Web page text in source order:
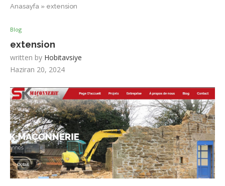
Anasayfa » extension
Blog
extension
written by Hobitavsiye
Haziran 20, 2024